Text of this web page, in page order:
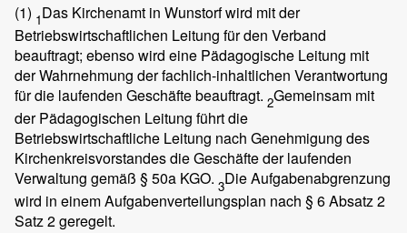
(1) 1Das Kirchenamt in Wunstorf wird mit der
Betriebswirtschaftlichen Leitung für den Verband
beauftragt; ebenso wird eine Pädagogische Leitung mit
der Wahrnehmung der fachlich-inhaltlichen Verantwortung
für die laufenden Geschäfte beauftragt. 2Gemeinsam mit
der Pädagogischen Leitung führt die
Betriebswirtschaftliche Leitung nach Genehmigung des
Kirchenkreisvorstandes die Geschäfte der laufenden
Verwaltung gemäß § 50a KGO. 3Die Aufgabenabgrenzung
wird in einem Aufgabenverteilungsplan nach § 6 Absatz 2
Satz 2 geregelt.